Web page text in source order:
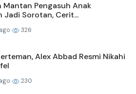
Mantan Pengasuh Anak
Jadi Sorotan, Cerit...
326
Alex Abbad Resmi Nikahi
230